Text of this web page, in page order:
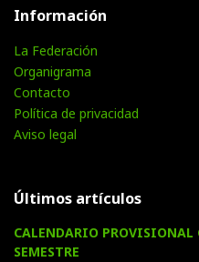
Información
La Federación
Organigrama
Contacto
Política de privacidad
Aviso legal
Últimos artículos
CALENDARIO PROVISIONAL
SEMESTRE